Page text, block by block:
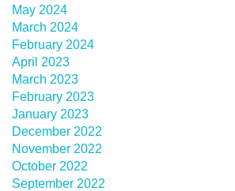
May 2024
March 2024
February 2024
April 2023
March 2023
February 2023
January 2023
December 2022
November 2022
October 2022
September 2022